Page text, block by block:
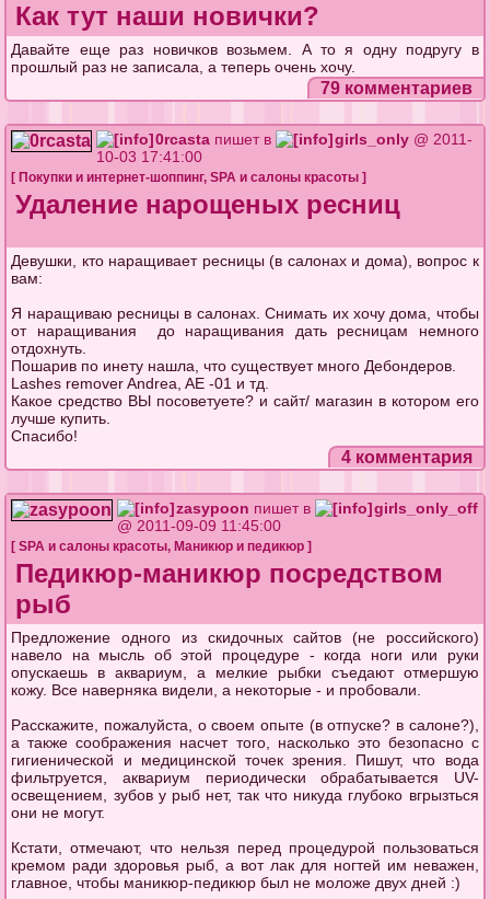
Как тут наши новички?
Давайте еще раз новичков возьмем. А то я одну подругу в
прошлый раз не записала, а теперь очень хочу.
79 комментариев
0rcasta пишет в girls_only @ 2011-
10-03 17:41:00
[ Покупки и интернет-шоппинг,SPA и салоны красоты ]
Удаление нарощеных ресниц
Девушки, кто наращивает ресницы (в салонах и дома), вопрос к
вам:
Я наращиваю ресницы в салонах. Снимать их хочу дома, чтобы
от наращивания до наращивания дать ресницам немного
отдохнуть.
Пошарив по инету нашла, что существует много Дебондеров.
Lashes remover Andrea, AE -01 и тд.
Какое средство ВЫ посоветуете? и сайт/ магазин в котором его
лучше купить.
Спасибо!
4 комментария
zasypoon пишет в
girls_only_off
@ 2011-09-09 11:45:00
[SPA и салоны красоты, Маникюр и педикюр ]
Педикюр-маникюр посредством
рыб
Предложение одного из скидочных сайтов (не российского)
навело на мысль об этой процедуре - когда ноги или руки
опускаешь в аквариум, а мелкие рыбки съедают отмершую
кожу. Все наверняка видели, а некоторые - и пробовали.
Расскажите, пожалуйста, о своем опыте (в отпуске? в салоне?),
а также соображения насчет того, насколько это безопасно с
гигиенической и медицинской точек зрения. Пишут, что вода
фильтруется, аквариум периодически обрабатывается UV-
освещением, зубов у рыб нет, так что никуда глубоко вгрызться
они не могут.
Кстати, отмечают, что нельзя перед процедурой пользоваться
кремом ради здоровья рыб, а вот лак для ногтей им неважен,
главное, чтобы маникюр-педикюр был не моложе двух дней :)